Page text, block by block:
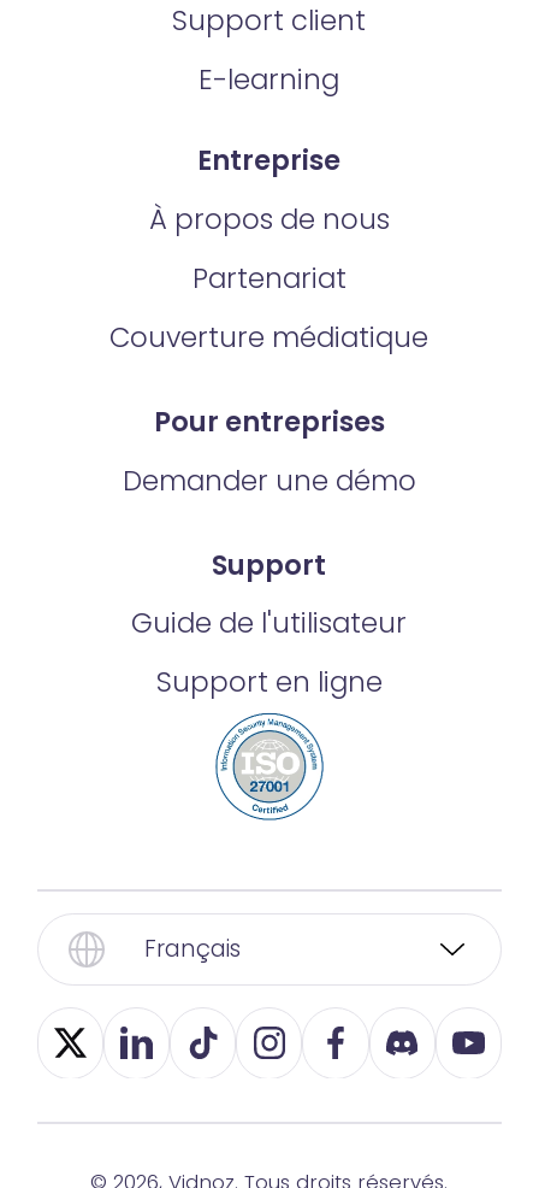
Support client
E-learning
Entreprise
À propos de nous
Partenariat
Couverture médiatique
Pour entreprises
Demander une démo
Support
Guide de l'utilisateur
Support en ligne
Français
© 2026, Vidnoz. Tous droits réservés.